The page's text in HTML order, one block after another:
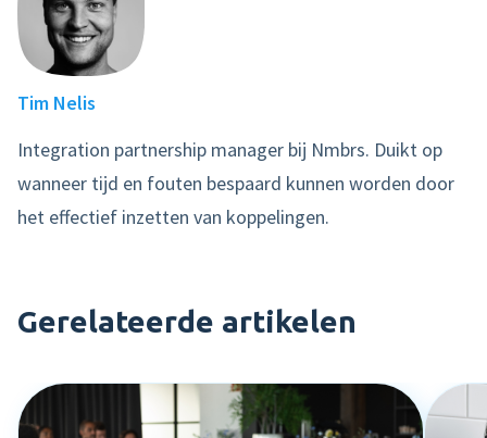
Tim Nelis
Integration partnership manager bij Nmbrs. Duikt op
wanneer tijd en fouten bespaard kunnen worden door
het effectief inzetten van koppelingen.
Gerelateerde artikelen